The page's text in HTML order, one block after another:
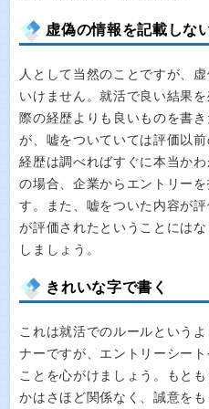
虚偽の情報を記載しな
人として当然のことですが、
いけません。就活で良い結果
際の経歴よりも良いものを書
が、嘘をついていては評価以
経歴は調べればすぐに本当か
の場合、企業からエントリー
す。また、嘘をついた内容が
が評価されたということには
しましょう。
きれいな字で書く
これは就活でのルールという
ナーですが、エントリーシー
ことを心がけましょう。もと
かはさほど関係なく、誠意を